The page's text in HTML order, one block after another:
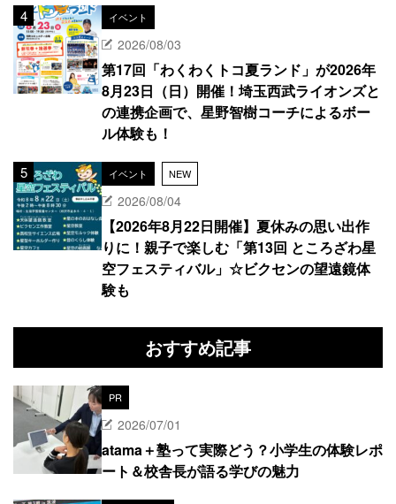
イベント
2026/08/03
第17回「わくわくトコ夏ランド」が2026年
8月23日（日）開催！埼玉西武ライオンズと
の連携企画で、星野智樹コーチによるボー
ル体験も！
イベント NEW
2026/08/04
【2026年8月22日開催】夏休みの思い出作
りに！親子で楽しむ「第13回 ところざわ星
空フェスティバル」☆ビクセンの望遠鏡体
験も
おすすめ記事
PR
2026/07/01
atama＋塾って実際どう？小学生の体験レポ
ート＆校舎長が語る学びの魅力